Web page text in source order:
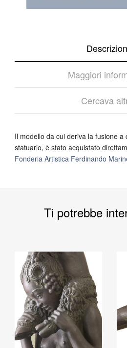
Maggiori
Cercava
Il modello da cui deriva la fusione a
statuario, è stato acquistato
Fonderia Artistica Ferdinando
Ti potrebbe